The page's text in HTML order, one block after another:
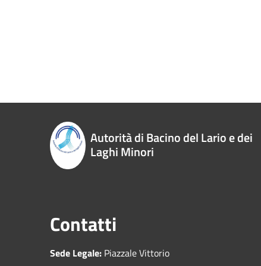
Autorità di Bacino del Lario e dei
Laghi Minori
Contatti
Sede Legale: Piazzale Vittorio